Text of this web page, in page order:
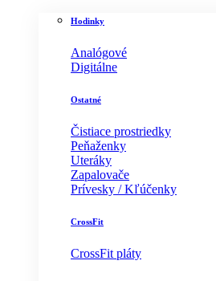
Hodinky
Analógové
Digitálne
Ostatné
Čistiace prostriedky
Peňaženky
Uteráky
Zapalovače
Prívesky / Kľúčenky
CrossFit
CrossFit pláty